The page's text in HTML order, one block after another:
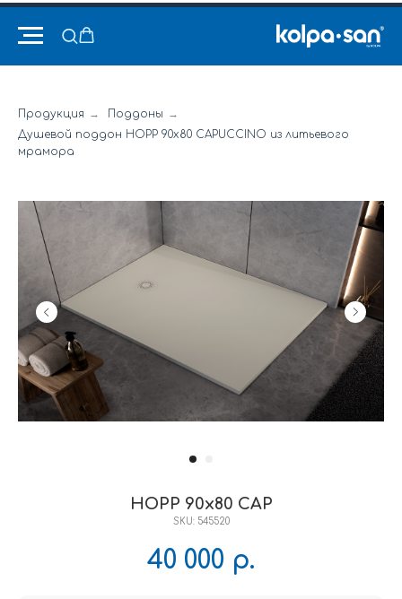
Продукция → Поддоны →
Душевой поддон HOPP 90x80 CAPUCCINO из литьевого
мрамора
HOPP 90x80 CAP
SKU: 545520
40 000 р.